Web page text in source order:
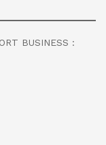
BUSINESS :